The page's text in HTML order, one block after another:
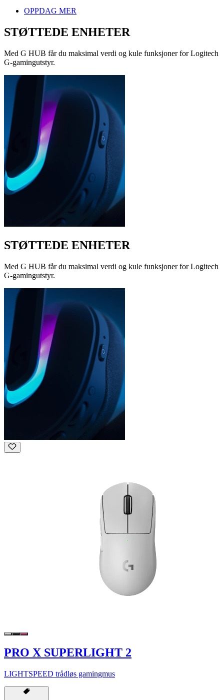
OPPDAG MER
STØTTEDE ENHETER
Med G HUB får du maksimal verdi og kule funksjoner for Logitech
G-gamingutstyr.
STØTTEDE ENHETER
Med G HUB får du maksimal verdi og kule funksjoner for Logitech
G-gamingutstyr.
PRO X SUPERLIGHT 2
LIGHTSPEED trådløs gamingmus